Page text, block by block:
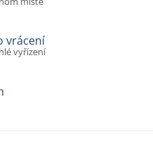
vrácení
vyřízení